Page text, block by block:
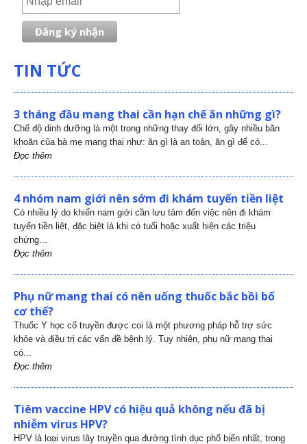
TIN TỨC
3 tháng đầu mang thai cần hạn chế ăn những gì?
Chế độ dinh dưỡng là một trong những thay đổi lớn, gây nhiều băn
khoăn của bà mẹ mang thai như: ăn gì là an toàn, ăn gì để có...
Đọc thêm
4 nhóm nam giới nên sớm đi khám tuyến tiền liệt
Có nhiều lý do khiến nam giới cần lưu tâm đến việc nên đi khám
tuyến tiền liệt, đặc biệt là khi có tuổi hoặc xuất hiện các triệu
chứng...
Đọc thêm
Phụ nữ mang thai có nên uống thuốc bắc bồi bổ
cơ thể?
Thuốc Y học cổ truyền được coi là một phương pháp hỗ trợ sức
khỏe và điều trị các vấn đề bệnh lý. Tuy nhiên, phụ nữ mang thai
có...
Đọc thêm
Tiêm vaccine HPV có hiệu quả không nếu đã bị
nhiễm virus HPV?
HPV là loại virus lây truyền qua đường tình dục phổ biến nhất, trong